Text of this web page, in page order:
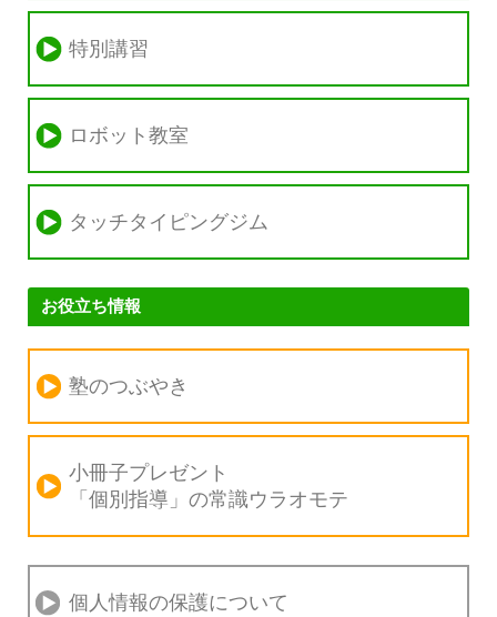
特別講習
ロボット教室
タッチタイピングジム
お役立ち情報
塾のつぶやき
小冊子プレゼント
「個別指導」の常識ウラオモテ
個人情報の保護について